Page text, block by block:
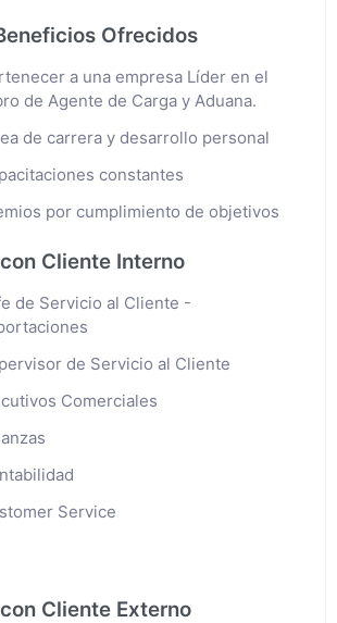
Ofrecidos
a una empresa Líder en el
de Agente de Carga y Aduana.
de carrera y desarrollo personal
constantes
por cumplimiento de objetivos
Cliente Interno
de Servicio al Cliente -
de Servicio al Cliente
Comerciales
Service
Cliente Externo